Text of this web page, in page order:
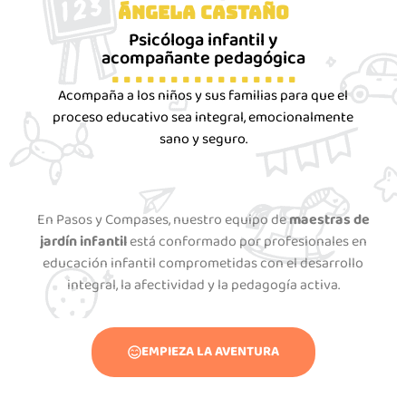
Ángela Castaño
Psicóloga infantil y
acompañante pedagógica
. . . . . . . . . . . . . . . .
Acompaña a los niños y sus familias para que el
proceso educativo sea integral, emocionalmente
sano y seguro.
En Pasos y Compases, nuestro equipo demaestras de
jardín infantilestá conformado por profesionales en
educación infantil comprometidas con el desarrollo
integral, la afectividad y la pedagogía activa.
EMPIEZA LA AVENTURA